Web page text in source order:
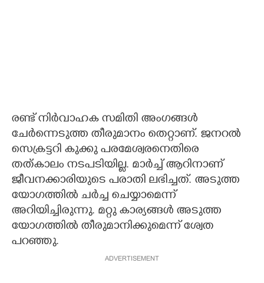
രണ്ട് നിർവാഹക സമിതി അംഗങ്ങൾ
ചേർന്നെടുത്ത തീരുമാനം തെറ്റാണ്. ജനറൽ
സെക്രട്ടറി കുക്കു പരമേശ്വരനെതിരെ
തത്കാലം നടപടിയില്ല. മാർച്ച് ആറിനാണ്
ജീവനക്കാരിയുടെ പരാതി ലഭിച്ചത്. അടുത്ത
യോഗത്തിൽ ചർച്ച ചെയ്യാമെന്ന്
അറിയിച്ചിരുന്നു. മറ്റു കാര്യങ്ങൾ അടുത്ത
യോഗത്തിൽ തീരുമാനിക്കുമെന്ന് ശ്വേത
പറഞ്ഞു.
ADVERTISEMENT